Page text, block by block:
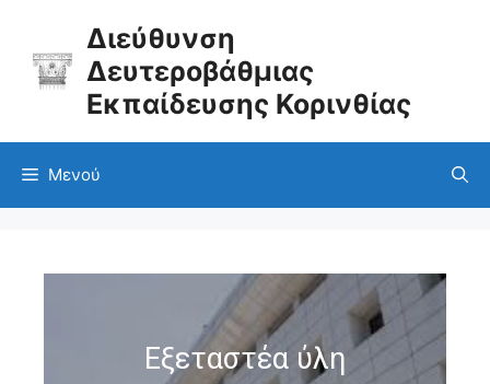
Διεύθυνση
Δευτεροβάθμιας
Εκπαίδευσης Κορινθίας
Μενού
Εξεταστέα ύλη